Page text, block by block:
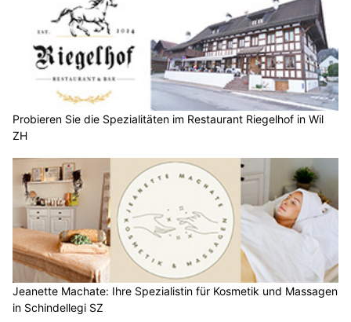
Probieren Sie die Spezialitäten im Restaurant Riegelhof in Wil
ZH
Jeanette Machate: Ihre Spezialistin für Kosmetik und Massagen
in Schindellegi SZ